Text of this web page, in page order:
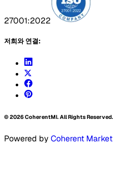
27001:2022
저희와 연결:
©2026CoherentMI. All Rights Reserved.
Powered by Coherent